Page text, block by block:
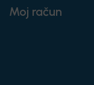
Moj račun